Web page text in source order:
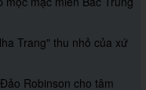
Trang" thu nhỏ của xứ
Robinson cho tâm